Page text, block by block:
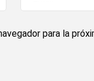
para la